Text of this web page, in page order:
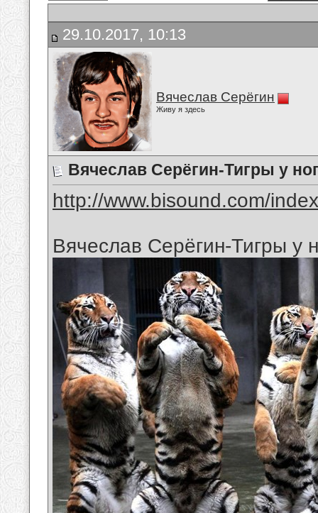
29.10.2017, 10:13
Вячеслав Серёгин
Живу я здесь
Вячеслав Серёгин-Тигры у
http://www.bisound.com/
Вячеслав Серёгин-Тигры у